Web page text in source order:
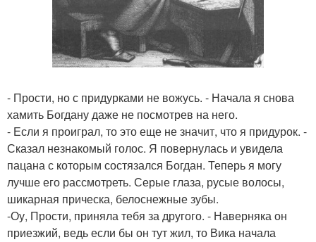
- Прости, но с придурками не вожусь. - Начала я снова
хамить Богдану даже не посмотрев на него.
- Если я проиграл, то это еще не значит, что я придурок. -
Сказал незнакомый голос. Я повернулась и увидела
пацана с которым состязался Богдан. Теперь я могу
лучше его рассмотреть. Серые глаза, русые волосы,
шикарная прическа, белоснежные зубы.
-Оу, Прости, приняла тебя за другого. - Наверняка он
приезжий, ведь если бы он тут жил, то Вика начала